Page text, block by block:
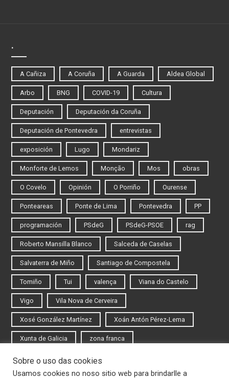
.
A Cañiza A Coruña A Guarda Aldea Global
Arbo BNG COVID-19 Cultura
Deputación Deputación da Coruña
Deputación de Pontevedra entrevistas
exposición Lugo Mondariz
Monforte de Lemos Monção Mos obras
O Covelo Opinión O Porriño Ourense
Ponteareas Ponte de Lima Pontevedra PP
programación PSdeG PSdeG-PSOE rag
Roberto Mansilla Blanco Salceda de Caselas
Salvaterra de Miño Santiago de Compostela
Tomiño Tui valença Viana do Castelo
Vigo Vila Nova de Cerveira
Xosé González Martínez Xoán Antón Pérez-Lema
Xunta de Galicia zona franca
Iniciar sesión
Sobre o uso das cookies
Usamos cookies no noso sitio web para brindarlle a